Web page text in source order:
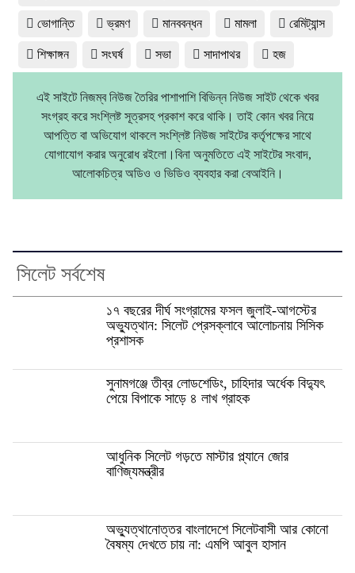
ভোগান্তি ভ্রমণ মানববন্ধন মামলা রেমিট্যান্স
শিক্ষাঙ্গন সংঘর্ষ সভা সাদাপাথর হজ
এই সাইটে নিজম্ব নিউজ তৈরির পাশাপাশি বিভিন্ন নিউজ সাইট থেকে খবর
সংগ্রহ করে সংশ্লিষ্ট সূত্রসহ প্রকাশ করে থাকি। তাই কোন খবর নিয়ে
আপত্তি বা অভিযোগ থাকলে সংশ্লিষ্ট নিউজ সাইটের কর্তৃপক্ষের সাথে
যোগাযোগ করার অনুরোধ রইলো।বিনা অনুমতিতে এই সাইটের সংবাদ,
আলোকচিত্র অডিও ও ভিডিও ব্যবহার করা বেআইনি।
সিলেট সর্বশেষ
১৭ বছরের দীর্ঘ সংগ্রামের ফসল জুলাই-আগস্টের
অভ্যুত্থান: সিলেট প্রেসক্লাবে আলোচনায় সিসিক
প্রশাসক
সুনামগঞ্জে তীব্র লোডশেডিং, চাহিদার অর্ধেক বিদ্যুৎ
পেয়ে বিপাকে সাড়ে ৪ লাখ গ্রাহক
আধুনিক সিলেট গড়তে মাস্টার প্ল্যানে জোর
বাণিজ্যমন্ত্রীর
অভ্যুত্থানোত্তর বাংলাদেশে সিলেটবাসী আর কোনো
বৈষম্য দেখতে চায় না: এমপি আবুল হাসান